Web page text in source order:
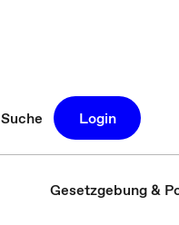
Suche Login
Gesetzgebung &